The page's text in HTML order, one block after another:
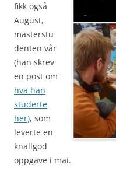
fikk også
August,
masterstu
denten vår
(han skrev
en post om
hva han
studerte
her), som
leverte en
knallgod
oppgave i mai.